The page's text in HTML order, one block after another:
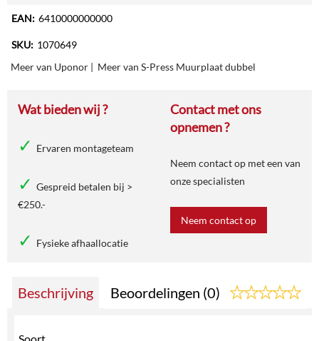
EAN: 6410000000000
SKU: 1070649
Meer van Uponor | Meer van S-Press Muurplaat dubbel
Wat bieden wij ?
Ervaren montageteam
Gespreid betalen bij >
€250.-
Fysieke afhaallocatie
Contact met ons
opnemen ?
Neem contact op met een van
onze specialisten
Neem contact op
Beschrijving Beoordelingen (0)